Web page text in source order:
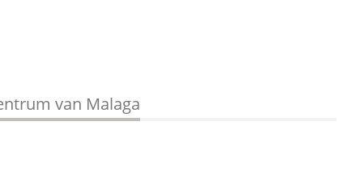
van Malaga